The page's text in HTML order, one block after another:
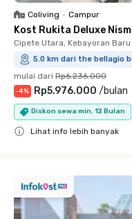
Coliving • Campur
Kost Rukita Deluxe
Cipete Utara, Kebayoran Baru
5.0 km dari the bellagio
mulai dari Rp6.236.000
-4% Rp5.976.000 /bulan
Diskon sewa min. 12 Bulan
Lihat info lebih banyak